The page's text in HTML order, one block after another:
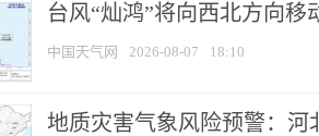
台风“灿鸿”将向西北方向移
中国天气网 2026-08-07 18:10
地质灾害气象风险预警：河